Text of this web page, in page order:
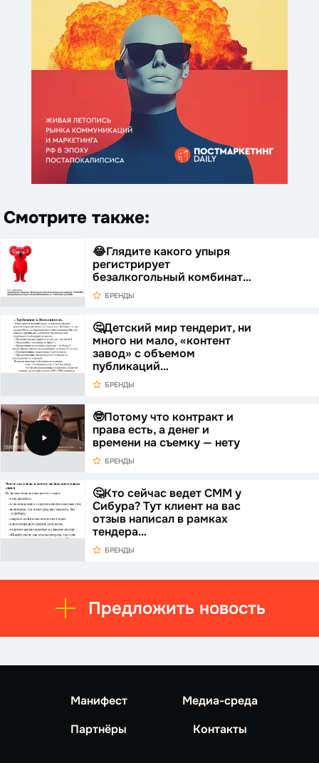
Смотрите также:
😂Глядите какого упыря
регистрирует
безалкогольный комбинат…
БРЕНДЫ
🤔Детский мир тендерит, ни
много ни мало, «контент
завод» с объемом
публикаций…
БРЕНДЫ
🤓Потому что контракт и
права есть, а денег и
времени на съемку — нету
БРЕНДЫ
🤔Кто сейчас ведет СММ у
Сибура? Тут клиент на вас
отзыв написал в рамках
тендера…
БРЕНДЫ
Предложить новость
Манифест
Медиа-среда
Партнёры
Контакты